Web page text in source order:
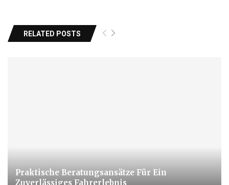
RELATED POSTS
Praktische Beratungsansätze Für Ein
Zuverlässiges Fahrerlebnis